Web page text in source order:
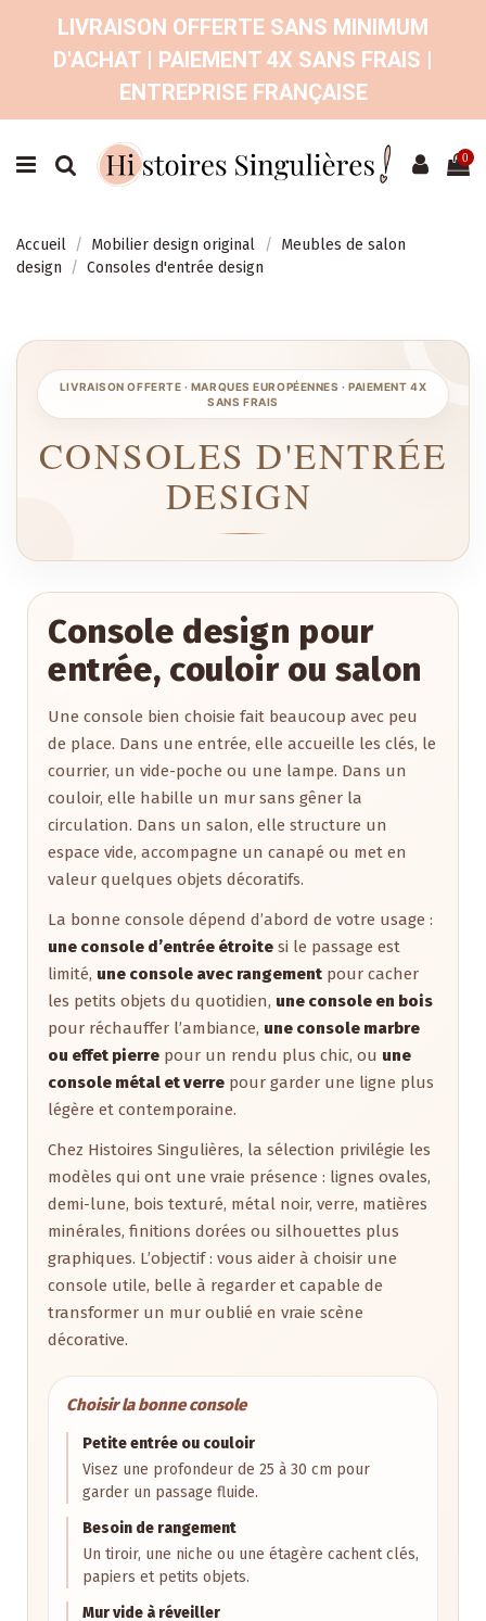
LIVRAISON OFFERTE SANS MINIMUM
D'ACHAT | PAIEMENT 4X SANS FRAIS |
ENTREPRISE FRANÇAISE
0
Accueil Mobilier design original
Meubles de salon
design
Consoles d'entrée design
CONSOLES D'ENTRÉE
DESIGN
Console design pour
entrée, couloir ou salon
Une console bien choisie fait beaucoup avec peu
de place. Dans une entrée, elle accueille les clés, le
courrier, un vide-poche ou une lampe. Dans un
couloir, elle habille un mur sans gêner la
circulation. Dans un salon, elle structure un
espace vide, accompagne un canapé ou met en
valeur quelques objets décoratifs.
La bonne console dépend d’abord de votre usage :
une console d’entrée étroite si le passage est
limité, une console avec rangement pour cacher
les petits objets du quotidien, une console en bois
pour réchauffer l’ambiance, une console marbre
ou effet pierre pour un rendu plus chic, ou une
console métal et verre pour garder une ligne plus
légère et contemporaine.
Chez Histoires Singulières, la sélection privilégie les
modèles qui ont une vraie présence : lignes ovales,
demi-lune, bois texturé, métal noir, verre, matières
minérales, finitions dorées ou silhouettes plus
graphiques. L’objectif : vous aider à choisir une
console utile, belle à regarder et capable de
transformer un mur oublié en vraie scène
décorative.
Choisir la bonne console
Petite entrée ou couloir
Visez une profondeur de 25 à 30 cm pour
garder un passage fluide.
Besoin de rangement
Un tiroir, une niche ou une étagère cachent clés,
papiers et petits objets.
Mur vide à réveiller